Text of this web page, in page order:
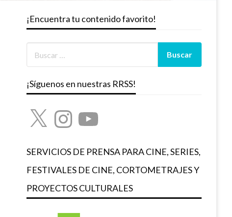
¡Encuentra tu contenido favorito!
¡Síguenos en nuestras RRSS!
X InstagramYouTube
SERVICIOS DE PRENSA PARA CINE, SERIES,
FESTIVALES DE CINE, CORTOMETRAJES Y
PROYECTOS CULTURALES